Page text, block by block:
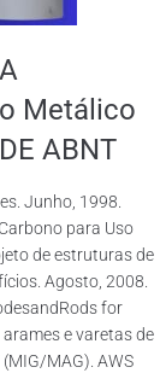
Metálico
ABNT
Junho, 1998.
para Uso
de estruturas de
Agosto, 2008.
for
e varetas de
MAG). AWS